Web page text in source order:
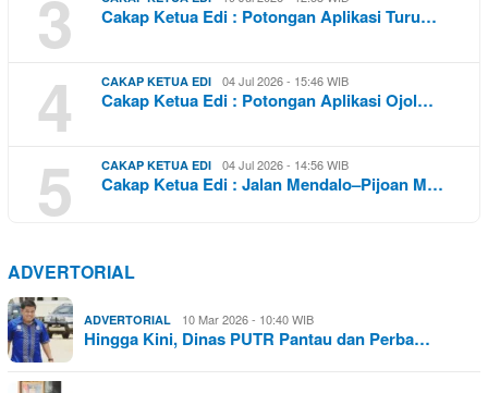
3 Cakap Ketua Edi : Potongan Aplikasi Turu…
4 CAKAP KETUA EDI 04 Jul 2026 - 15:46 WIB
Cakap Ketua Edi : Potongan Aplikasi Ojol…
5 CAKAP KETUA EDI 04 Jul 2026 - 14:56 WIB
Cakap Ketua Edi : Jalan Mendalo–Pijoan M…
ADVERTORIAL
ADVERTORIAL 10 Mar 2026 - 10:40 WIB
Hingga Kini, Dinas PUTR Pantau dan Perba…